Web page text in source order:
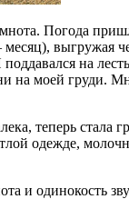
Погода
выгружая
на
груди.
теперь стала
одежде,
одинокость